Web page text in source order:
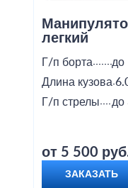
легкий
Г/п борта
до
Длина кузова
Г/п стрелы
до
от 5 500
ЗАКАЗАТЬ